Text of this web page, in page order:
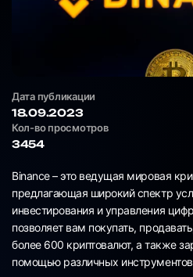
Дата публикации
18.09.2023
Кол-во просмотров
3454
Binance – это ведущая мировая
предлагающая широкий спектр
инвестирования и управления
позволяет вам покупать,
более 600 криптовалют, а также
помощью различных